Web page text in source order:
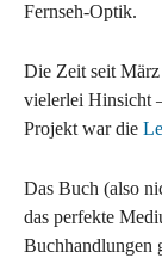
Fernseh-Optik.
Die Zeit seit
vielerlei Hinsicht
Projekt war die
Das Buch (also
das perfekte
Buchhandlungen